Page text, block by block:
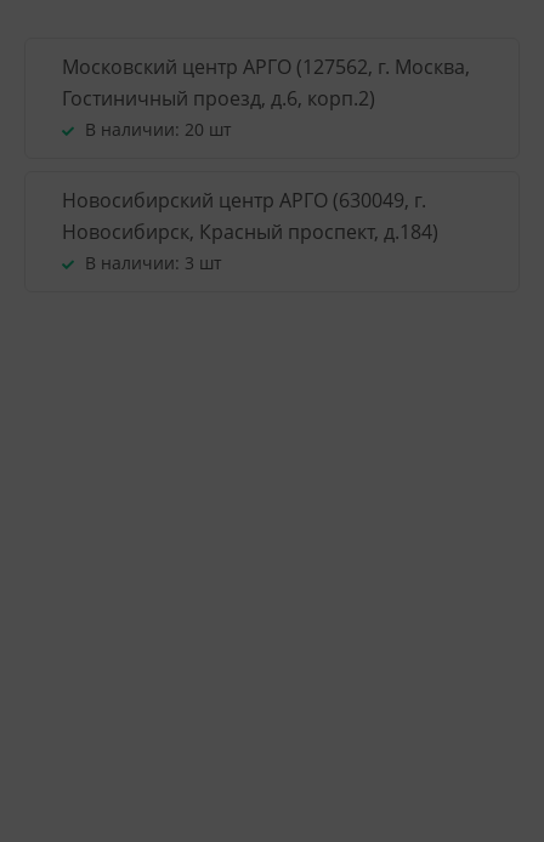
Московский центр АРГО (127562, г. Москва,
Гостиничный проезд, д.6, корп.2)
В наличии: 20 шт
Новосибирский центр АРГО (630049, г.
Новосибирск, Красный проспект, д.184)
В наличии: 3 шт